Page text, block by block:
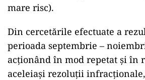
mare risc).
Din cercetările efectuate a
perioada septembrie –
acţionând în mod repetat şi în
aceleiaşi rezoluţii